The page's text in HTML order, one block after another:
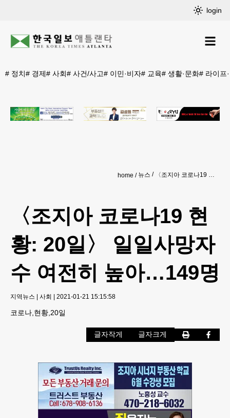
login
# 정치# 경제# 사회# 사건/사고# 이민·비자# 교육# 생활·문화# 라이프
home 뉴스 〈조지아 코로나19 현황: 20일〉 일일사망자수 여전히 높아…149명
〈조지아 코로나19 현
황: 20일〉 일일사망자
수 여전히 높아…149명
지역뉴스 | 사회 | 2021-01-21 15:15:58
코로나,현황,20일
글자작게 글자크게